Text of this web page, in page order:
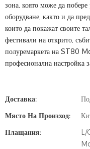
зона, която може да
оборудване, както и да
които да покажат своите
фестивали на открито,
полуремаркета на ST80
професионална настройка
Доставка:
Място На Произход:
Плащания:
L/